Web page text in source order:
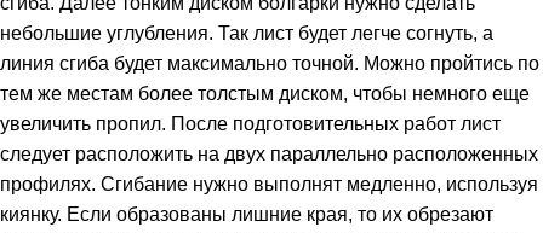
небольшие углубления. Так лист будет легче согнуть, а
линия сгиба будет максимально точной. Можно пройтись по
тем же местам более толстым диском, чтобы немного еще
увеличить пропил. После подготовительных работ лист
следует расположить на двух параллельно расположенных
профилях. Сгибание нужно выполнят медленно, используя
киянку. Если образованы лишние края, то их обрезают